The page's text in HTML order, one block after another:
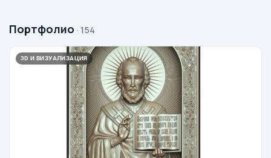
Портфолио · 154
3D И ВИЗУАЛИЗАЦИЯ